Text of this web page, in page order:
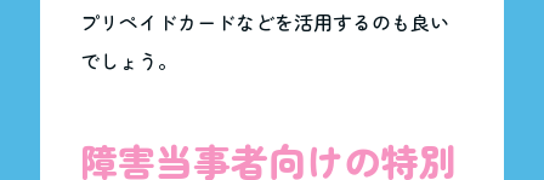
プリペイドカードなどを活用するのも良い
でしょう。
障害当事者向けの特別